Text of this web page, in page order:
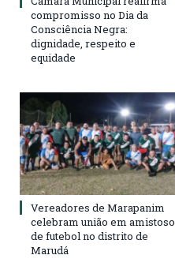
compromisso no Dia da
Consciência Negra:
dignidade, respeito e
equidade
Vereadores de Marapanim
celebram união em amistoso
de futebol no distrito de
Marudá